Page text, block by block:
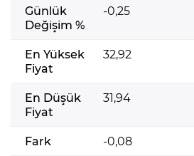
Günlük
Değişim %
-0,25
En Yüksek
Fiyat
32,92
En Düşük
Fiyat
31,94
Fark
-0,08